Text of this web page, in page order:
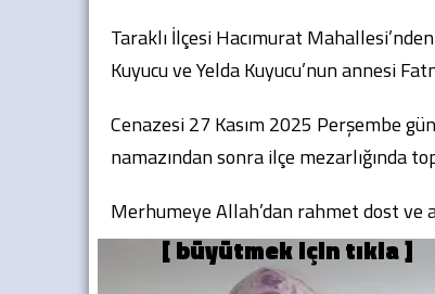
Taraklı İlçesi Hacımurat
Kuyucu ve Yelda Kuyucu’nun annesi
Cenazesi 27 Kasım 2025 Perşembe
namazından sonra ilçe mezarlığında
Merhumeye Allah’dan rahmet dost ve